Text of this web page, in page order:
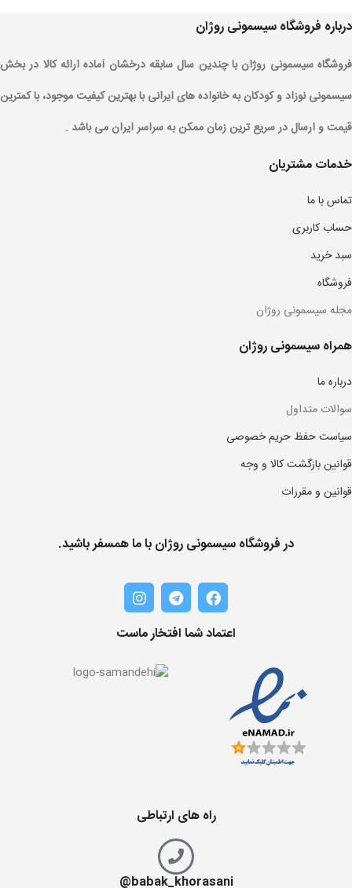
درباره فروشگاه سیسمونی روژان
فروشگاه سیسمونی روژان با چندین سال سابقه درخشان آماده ارائه کالا در بخش
سیسمونی نوزاد و کودکان به خانواده های ایرانی با بهترین کیفیت موجود، با کمترین
قیمت و ارسال در سریع ترین زمان ممکن به سراسر ایران می باشد .
خدمات مشتریان
تماس با ما
حساب کاربری
سبد خرید
فروشگاه
مجله سیسمونی روژان
همراه سیسمونی روژان
درباره ما
سوالات متداول
سیاست حفظ حریم خصوصی
قوانین بازگشت کالا و وجه
قوانین و مقررات
در فروشگاه سیسمونی روژان با ما همسفر باشید.
اعتماد شما افتخار ماست
راه های ارتباطی
babak_khorasani@